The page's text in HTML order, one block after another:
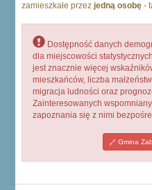
zamieszkałe przez jedną osobę -
Dostępność danych
dla miejscowości
jest znacznie więcej
mieszkańców, liczba
migracja ludności oraz
Zainteresowanych
zapoznania się z nimi
Gmina